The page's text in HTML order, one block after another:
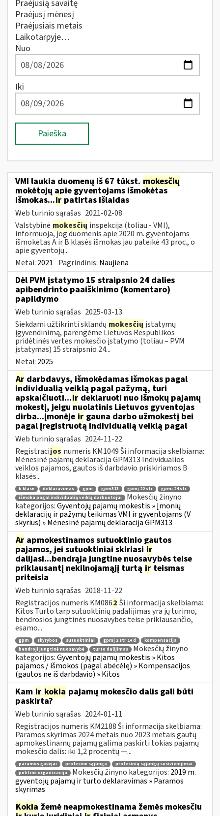
Praėjusią savaitę
Praėjusį mėnesį
Praėjusiais metais
Laikotarpyje…
Nuo
Iki
Paieška
VMI laukia duomenų iš 67 tūkst. mokesčių
mokėtojų apie gyventojams išmokėtas
išmokas...ir patirtas išlaidas
Web turinio sąrašas 2021-02-08
Valstybinė mokesčių inspekcija (toliau - VMI),
informuoja, jog duomenis apie 2020 m. gyventojams
išmokėtas A ir B klasės išmokas jau pateikė 43 proc., o
apie gyventojų...
Metai: 2021 Pagrindinis: Naujiena
Dėl PVM įstatymo 15 straipsnio 24 dalies
apibendrinto paaiškinimo (komentaro)
papildymo
Web turinio sąrašas 2025-03-13
Siekdami užtikrinti sklandų mokesčių įstatymų
įgyvendinimą, parengėme Lietuvos Respublikos
pridėtinės vertės mokesčio įstatymo (toliau – PVM
įstatymas) 15 straipsnio 24...
Metai: 2025
Ar darbdavys, išmokėdamas išmokas pagal
individualią veiklą pagal pažymą, turi
apskaičiuoti...ir deklaruoti nuo išmokų pajamų
mokestį, jeigu nuolatinis Lietuvos gyventojas
dirba...įmonėje ir gauna darbo užmokestį bei
pagal įregistruotą individualią veiklą pagal
Web turinio sąrašas 2024-11-22
Registracijos numeris KM1049 Ši informacija skelbiama:
Mėnesinė pajamų deklaracija GPM313 Individualios
veiklos pajamos, gautos iš darbdavio priskiriamos B
klasės...
b klasė deklaravimas gpm gpm313 gpmį 22 str
gpmį 24 str
išmoka pagal individualią veiklą darbuotojui
Mokesčių žinyno
kategorijos:Gyventojų pajamų mokestis » Įmonių
deklaracijų ir pažymų teikimas VMI ir gyventojams (V
skyrius) » Mėnesinė pajamų deklaracija GPM313
Ar apmokestinamos sutuoktinio gautos
pajamos, jei sutuoktiniai skiriasi ir
dalijasi...bendrąja jungtine nuosavybės teise
priklausantį nekilnojamąjį turtą ir teismas
priteisia
Web turinio sąrašas 2018-11-22
Registracijos numeris KM0862 Ši informacija skelbiama:
Kitos Turto tarp sutuoktinių padalijimas yra jų turimo,
bendrosios jungtinės nuosavybės teise priklausančio,
esamo...
gpm skyrybos sutuoktiniai gpmį 2 str 14 d
kompensacija
bendroji jungtinė nuosavybė
turto dalijimas
Mokesčių žinyno
kategorijos:Gyventojų pajamų mokestis » Kitos
pajamos / išmokos (pagal abėcėlę) » Kompensacijos
(gautos ne iš darbdavio) » Kitos
Kam ir kokia pajamų mokesčio dalis gali būti
paskirta?
Web turinio sąrašas 2024-01-11
Registracijos numeris KM2188 Ši informacija skelbiama:
Paramos skyrimas 2024 metais nuo 2023 metais gautų
apmokestinamų pajamų galima paskirti tokias pajamų
mokesčio dalis: iki 1,2 procentų —...
paramos gavėjai profesinė sąjunga
profesinių sąjungų susivienijimai
politinė organizacija
Mokesčių žinyno kategorijos: 2019 m.
gyventojų pajamų ir turto deklaravimas » Paramos
skyrimas
Kokia žemė neapmokestinama žemės mokesčiu